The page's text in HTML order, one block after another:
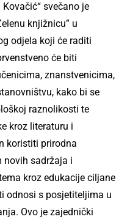
svečano je
knjižnicu” u
odjela koji će raditi
će biti
znanstvenicima,
kako bi se
raznolikosti te
kroz literaturu i
koristiti prirodna
novih sadržaja i
kroz edukacije ciljane
odnosi s posjetiteljima u
Ovo je zajednički